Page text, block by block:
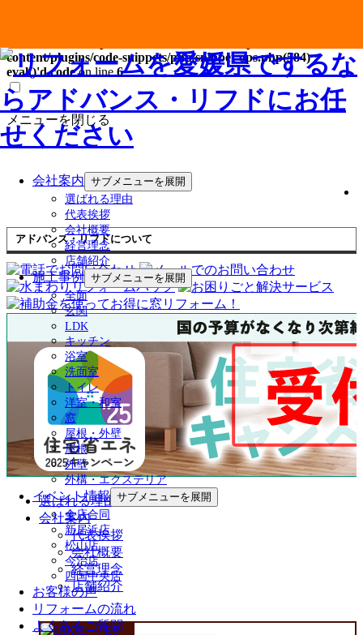
content/plugins/code-snippets/php/snippet-ops.php(584) :
eval()'d codeon line6
会社案内 サブメニューを展開
選ばれる理由
代表挨拶
会社概要
経営理念
店舗紹介
施工事例 サブメニューを展開
全面
玄関
LDK
キッチン
浴室
洗面室
トイレ
洋室・和室
窓
屋根・外壁
屋根
外壁
外構・エクステリア
イベント情報 サブメニューを展開
全店合同
新居浜店
松山店
今治店
四国中央店
お客様の声
リフォームの流れ
よくあるご質問
メニューを閉じる
アドバンス・リフドについて
選ばれる理由
会社案内
代表挨拶
会社概要
経営理念
店舗紹介